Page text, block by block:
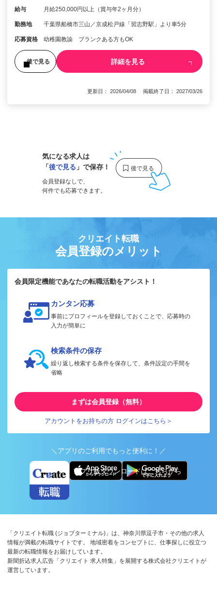
給与 月給250,000円以上（賞与年2ヶ月分）
勤務地 千葉県船橋市三山／京成松戸線「習志野駅」より車5分
応募資格 幼稚園教諭 ブランクある方もOK
後で見る 詳細を見る
更新日： 2026/04/08 掲載終了日： 2027/03/26
気になる求人は
「後で見る 」で保存！
会員登録なしで、
何件でも応募できます。
クリエイト転職
会員登録のメリット
会員限定機能であなたの転職活動をアシスト！
カンタン応募
事前にプロフィールを登録しておくことで、応募時の
入力が簡単に
検索条件の保存
繰り返し検索する条件を保存して、条件設定の手間を
省略
まずは会員登録（無料）
アカウントをお持ちの方 ログインはこちら＞
＼アプリのご利用でもっと便利に！／
アプリ版ダウンロードはこちらから
「クリエイト転職 (ジョブターミナル)」は、神奈川県逗子市・その他の求人
情報が満載の転職サイトです。 地域密着をコンセプトに、仕事探しに役立つ
最新の転職情報をお届けしています。
新聞折込求人広告「クリエイト 求人特集」を展開する株式会社クリエイトが
運営しています。